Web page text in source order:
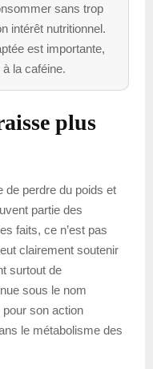
sans trop
intérêt nutritionnel.
est importante,
la caféine.
plus
de perdre du poids et
partie des
faits, ce n’est pas
clairement soutenir
surtout de
sous le nom
pour son action
le métabolisme des